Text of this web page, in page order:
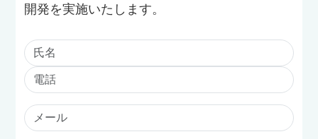
開発を実施いたします。